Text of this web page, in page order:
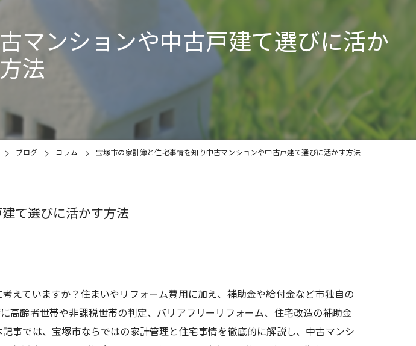
マンションや中古戸建て選びに活か
法
ブログ コラム 宝塚市の家計簿と住宅事情を知り中古マンションや中古戸建て選びに活かす方法
て選びに活かす方法
えていますか？住まいやリフォーム費用に加え、補助金や給付金など市独自の
高齢者世帯や非課税世帯の判定、バリアフリーリフォーム、住宅改造の補助金
事では、宝塚市ならではの家計管理と住宅事情を徹底的に解説し、中古マンシ